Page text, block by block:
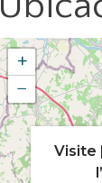
+
−
Visite